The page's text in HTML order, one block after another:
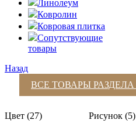
Линолеум
Ковролин
Ковровая плитка
Сопутствующие
товары
Назад
ВСЕ ТОВАРЫ РАЗДЕЛА
Цвет (27)
Рисунок (5)